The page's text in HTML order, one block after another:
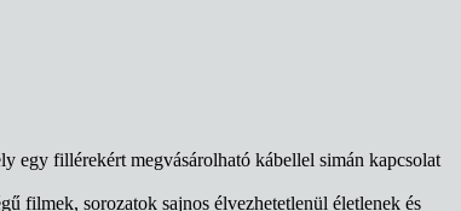
egy fillérekért megvásárolható kábellel simán kapcsolat
filmek, sorozatok sajnos élvezhetetlenül életlenek és